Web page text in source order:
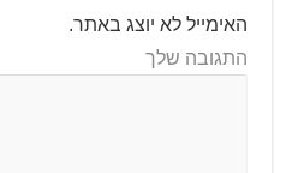
האימייל לא יוצג באתר.
התגובה שלך